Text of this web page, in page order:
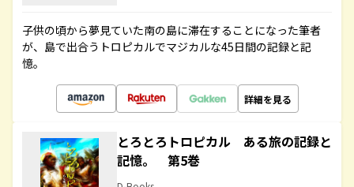
子供の頃から夢見ていた南の島に滞在することになった筆者
が、島で出合うトロピカルでマジカルな45日間の記録と記
憶。
詳細を見る
とろとろトロピカル ある旅の記録と
記憶。 第5巻